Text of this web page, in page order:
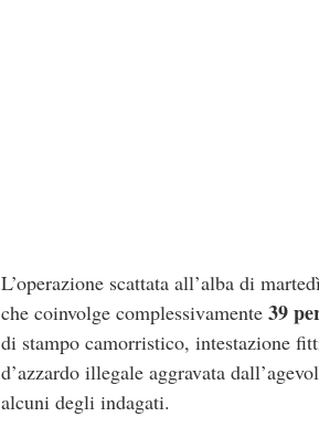
L’operazione scattata all’alba di
che coinvolge complessivamente 39
di stampo camorristico, intestazione
d’azzardo illegale aggravata
alcuni degli indagati.